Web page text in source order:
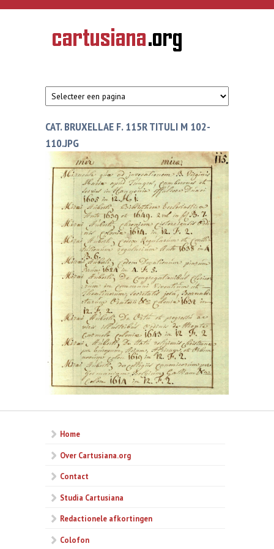
Overslaan en naar de inhoud gaan
CARTUSIANA
Geschiedenis
van de
CAT. BRUXELLAE F. 115R TITULI M 102-
110.JPG
Home
Over Cartusiana.org
Contact
Studia Cartusiana
Redactionele afkortingen
Colofon